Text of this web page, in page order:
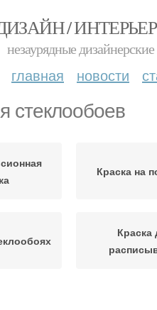
/
незаурядные
главная новости
стеклообоев
Краска на
Краска